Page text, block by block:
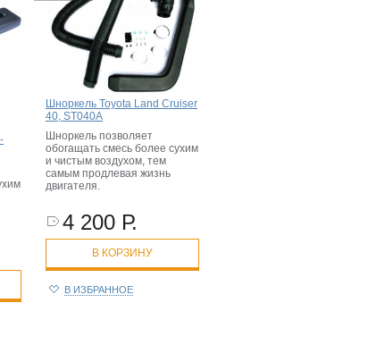
Шноркель Toyota Land Cruiser
40, ST040A
Шноркель позволяет
обогащать смесь более сухим
и чистым воздухом, тем
самым продлевая жизнь
двигателя.
4 200 Р.
В КОРЗИНУ
В ИЗБРАННОЕ